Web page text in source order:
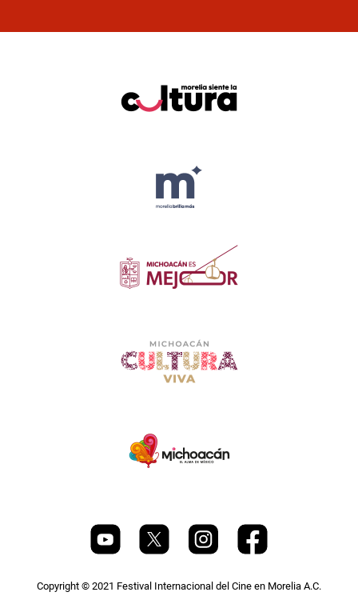
Copyright © 2021 Festival Internacional del Cine en Morelia A.C.